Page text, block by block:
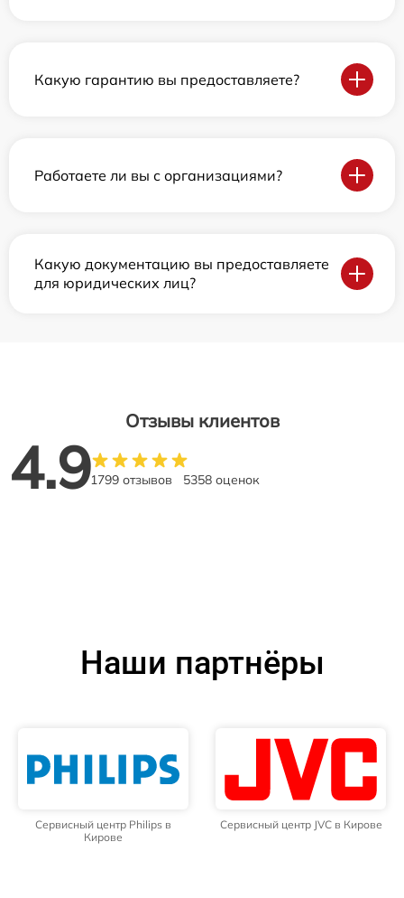
Какую гарантию вы предоставляете?
Работаете ли вы с организациями?
Какую документацию вы предоставляете
для юридических лиц?
Отзывы клиентов
4.91799 отзывов 5358 оценок
Наши партнёры
Сервисный центр Philips в
Кирове
Сервисный центр JVC в Кирове